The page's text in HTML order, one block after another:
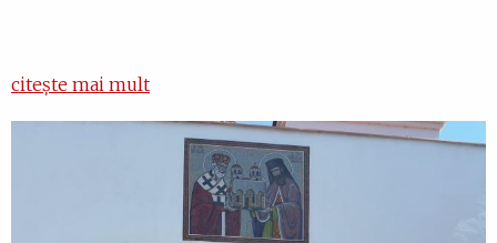
citește mai mult